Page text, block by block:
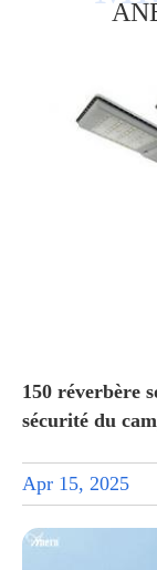
150 réverbère
sécurité du
Apr 15, 2025